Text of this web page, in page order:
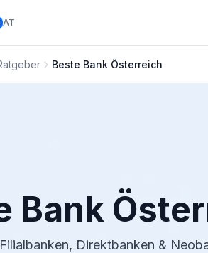
AT
Beste Bank Österreich
Bank
Direktbanken &